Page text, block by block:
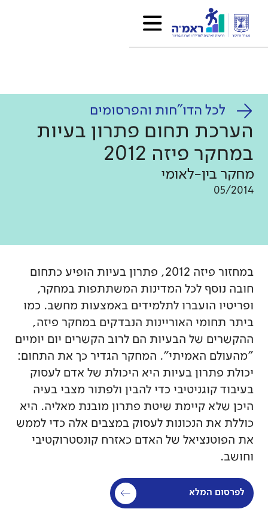
לכל הדו"חות והפרסומים
הערכת תחום פתרון בעיות
במחקר פיזה 2012
מחקר בין-לאומי
05/2014
במחזור פיזה 2012, פתרון בעיות הופיע כתחום
חובה נוסף לכל המדינות המשתתפות במחקר,
ופריטיו הועברו לתלמידים באמצעות מחשב. כמו
ביתר תחומי האוריינות הנבדקים במחקר פיזה,
ההקשרים של הבעיות הם לרוב הקשרים יום יומיים
"מהעולם האמיתי". המחקר הגדיר כך את התחום:
יכולת פתרון בעיות היא היכולת של אדם לעסוק
בעיבוד קוגניטיבי כדי להבין ולפתור מצבי בעיה
היכן שלא קיימת שיטת פתרון מובנת מאליה. היא
כוללת את הנכונות לעסוק במצבים אלה כדי לממש
את הפוטנציאל של האדם כאזרח קונסטרוקטיבי
וחושב.
לפרסום המלא